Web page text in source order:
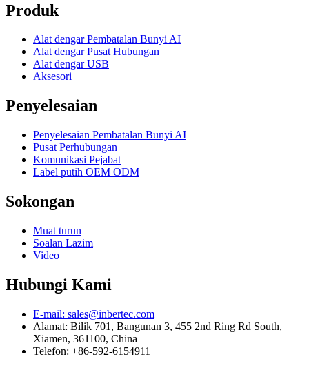
Produk
Alat dengar Pembatalan Bunyi AI
Alat dengar Pusat Hubungan
Alat dengar USB
Aksesori
Penyelesaian
Penyelesaian Pembatalan Bunyi AI
Pusat Perhubungan
Komunikasi Pejabat
Label putih OEM ODM
Sokongan
Muat turun
Soalan Lazim
Video
Hubungi Kami
E-mail: sales@inbertec.com
Alamat: Bilik 701, Bangunan 3, 455 2nd Ring Rd South,
Xiamen, 361100, China
Telefon: +86-592-6154911